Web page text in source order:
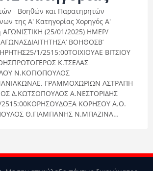
- Βοηθών και Παρατηρητών
της Α' Κατηγορίας Χορηγός Α'
ΑΓΩΝΙΣΤΙΚΗ (25/01/2025) ΗΜΕΡ/
ΒΟΗΘΟΣΒ’
1/2515:00ΤΟΙΧΙΟΥAΕ ΒΙΤΣΙΟΥ
Κ.ΤΣΕΛΑΣ
Ν.ΚΟΓΙΟΠΟΥΛΟΣ
ΓΡΑΜΜΟΧΩΡΙΩΝ ΑΣΤΡΑΠΗ
Δ.ΚΩΤΣΟΠΟΥΛΟΣ Α.ΝΕΣΤΟΡΙΔΗΣ
2515:00ΚΟΡΗΣΟΥΔΟΞΑ ΚΟΡΗΣΟΥ Α.Ο.
Θ.ΓΙΑΜΠΑΝΗΣ Ν.ΜΠΑΖΙΝΑ…